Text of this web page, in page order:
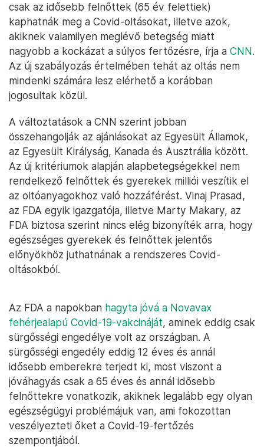
csak az idősebb felnőttek (65 év felettiek)
kaphatnák meg a Covid-oltásokat, illetve azok,
akiknek valamilyen meglévő betegség miatt
nagyobb a kockázat a súlyos fertőzésre, írja a CNN.
Az új szabályozás értelmében tehát az oltás nem
mindenki számára lesz elérhető a korábban
jogosultak közül.
A változtatások a CNN szerint jobban
összehangolják az ajánlásokat az Egyesült Államok,
az Egyesült Királyság, Kanada és Ausztrália között.
Az új kritériumok alapján alapbetegségekkel nem
rendelkező felnőttek és gyerekek milliói veszítik el
az oltóanyagokhoz való hozzáférést. Vinaj Prasad,
az FDA egyik igazgatója, illetve Marty Makary, az
FDA biztosa szerint nincs elég bizonyíték arra, hogy
egészséges gyerekek és felnőttek jelentős
előnyökhöz juthatnának a rendszeres Covid-
oltásokból.
Az FDA a napokban hagyta jóvá a Novavax
fehérjealapú Covid-19-vakcináját, aminek eddig csak
sürgősségi engedélye volt az országban. A
sürgősségi engedély eddig 12 éves és annál
idősebb emberekre terjedt ki, most viszont a
jóváhagyás csak a 65 éves és annál idősebb
felnőttekre vonatkozik, akiknek legalább egy olyan
egészségügyi problémájuk van, ami fokozottan
veszélyezteti őket a Covid-19-fertőzés
szempontjából.